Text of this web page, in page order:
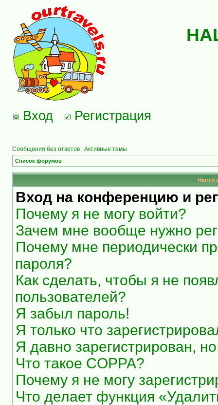
Вход Регистрация
Сообщения без ответов | Активные темы
Список форумов
Часто
Вход на конференцию и
Почему я не могу войти?
Зачем мне вообще нужно
Почему мне периодически
пароля?
Как сделать, чтобы я не
пользователей?
Я забыл пароль!
Я только что
Я давно зарегистрирован,
Что такое COPPA?
Почему я не могу
Что делает функция